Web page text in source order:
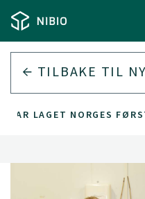
TILBAKE TIL
HAR LAGET NORGES